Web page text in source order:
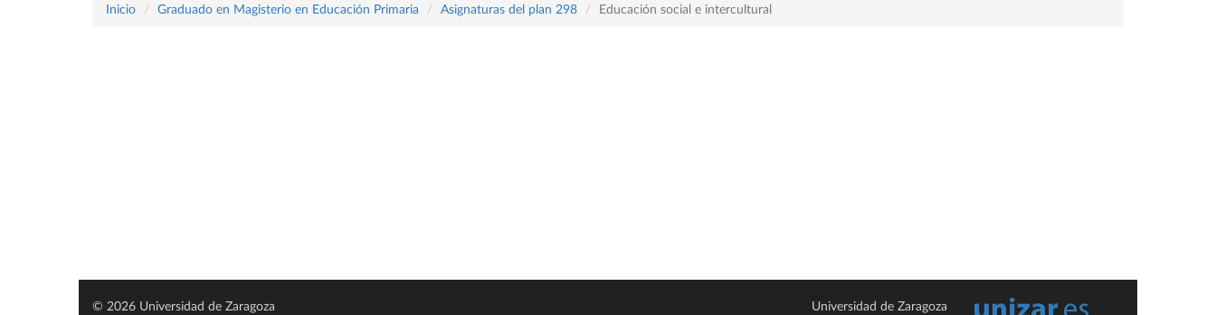
Inicio Graduado en Magisterio en Educación Primaria Asignaturas del plan 298 Educación social e intercultural
© 2026 Universidad de Zaragoza
Universidad de Zaragoza